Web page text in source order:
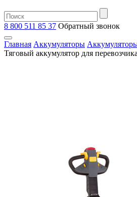
8 800 511 85 37 Oбратный звонок
Главная Аккумуляторы
Тяговый аккумулятор для